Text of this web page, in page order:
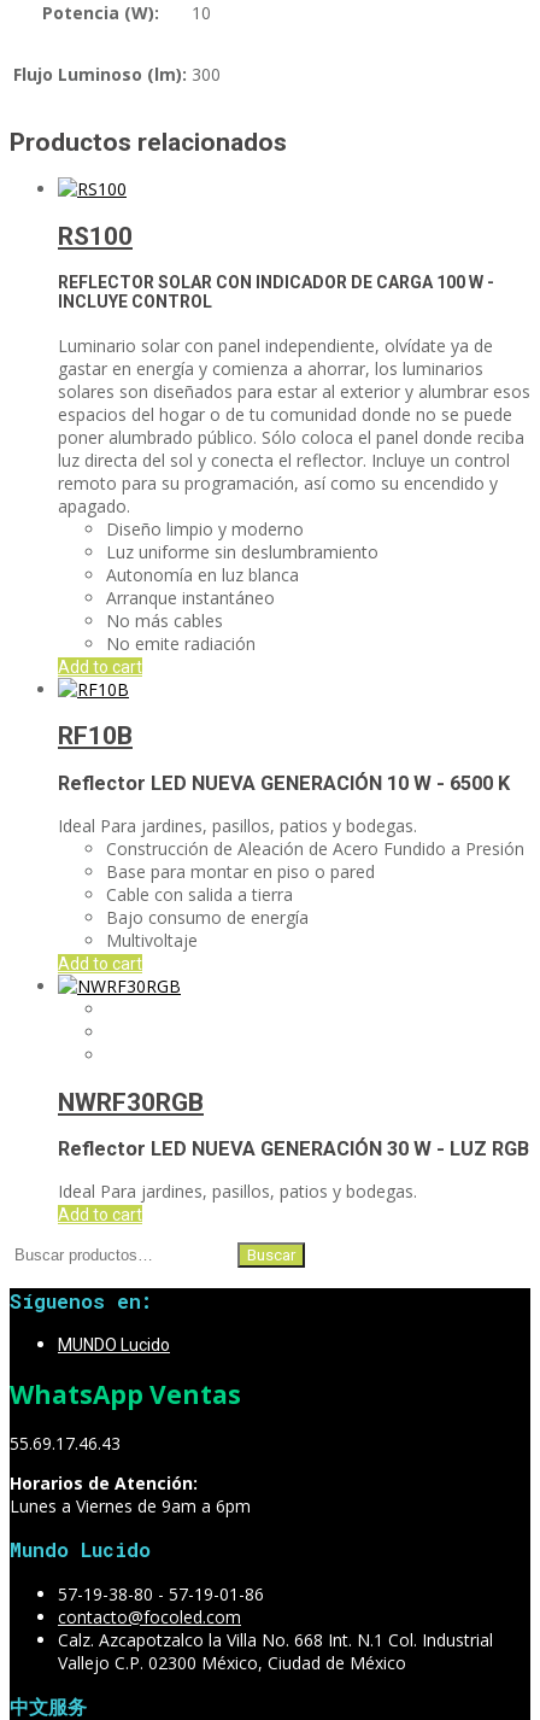
Potencia (W): 10
Flujo Luminoso (lm): 300
Productos relacionados
RS100
REFLECTOR SOLAR CON INDICADOR DE CARGA100 W -
INCLUYE CONTROL
Luminario solar con panel independiente, olvídate ya de
gastar en energía y comienza a ahorrar, los luminarios
solares son diseñados para estar al exterior y alumbrar esos
espacios del hogar o de tu comunidad donde no se puede
poner alumbrado público. Sólo coloca el panel donde reciba
luz directa del sol y conecta el reflector. Incluye un control
remoto para su programación, así como su encendido y
apagado.
Diseño limpio y moderno
Luz uniforme sin deslumbramiento
Autonomía en luz blanca
Arranque instantáneo
No más cables
No emite radiación
Add to cart
RF10B
Reflector LED NUEVA GENERACIÓN 10 W - 6500 K
Ideal Para jardines, pasillos, patios y bodegas.
Construcción de Aleación de Acero Fundido a Presión
Base para montar en piso o pared
Cable con salida a tierra
Bajo consumo de energía
Multivoltaje
Add to cart
NWRF30RGB
Reflector LED NUEVA GENERACIÓN 30 W - LUZ RGB
Ideal Para jardines, pasillos, patios y bodegas.
Add to cart
Buscar
Buscar
Síguenos en:
MUNDO Lucido
WhatsApp Ventas
55.69.17.46.43
Horarios de Atención:
Lunes a Viernes de 9am a 6pm
Mundo Lucido
57-19-38-80 - 57-19-01-86
contacto@focoled.com
Calz. Azcapotzalco la Villa No. 668 Int. N.1 Col. Industrial
Vallejo C.P. 02300 México, Ciudad de México
中文服务